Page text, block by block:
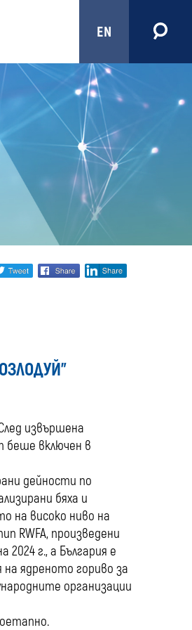
EN
twitter facebook
извършена
беше включен в
дейности по
бяха и
на високо ниво на
RWFA, произведени
г., а България е
ядреното гориво за
организации